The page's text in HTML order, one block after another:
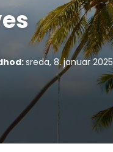
sreda, 8. januar 2025